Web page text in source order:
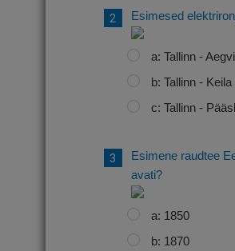
Esimesed
a: Tallinn -
b: Tallinn - Keila
c: Tallinn -
Esimene raudtee
avati?
a: 1850
b: 1870